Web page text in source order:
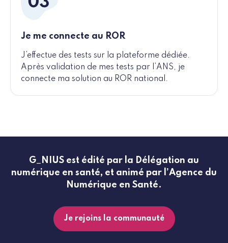
Je me connecte au ROR
J’effectue des tests sur la plateforme dédiée.
Après validation de mes tests par l’ANS, je
connecte ma solution au ROR national.
G_NIUS est édité par la Délégation au
numérique en santé, et animé par l’Agence du
Numérique en Santé.
Je rejoins la communauté